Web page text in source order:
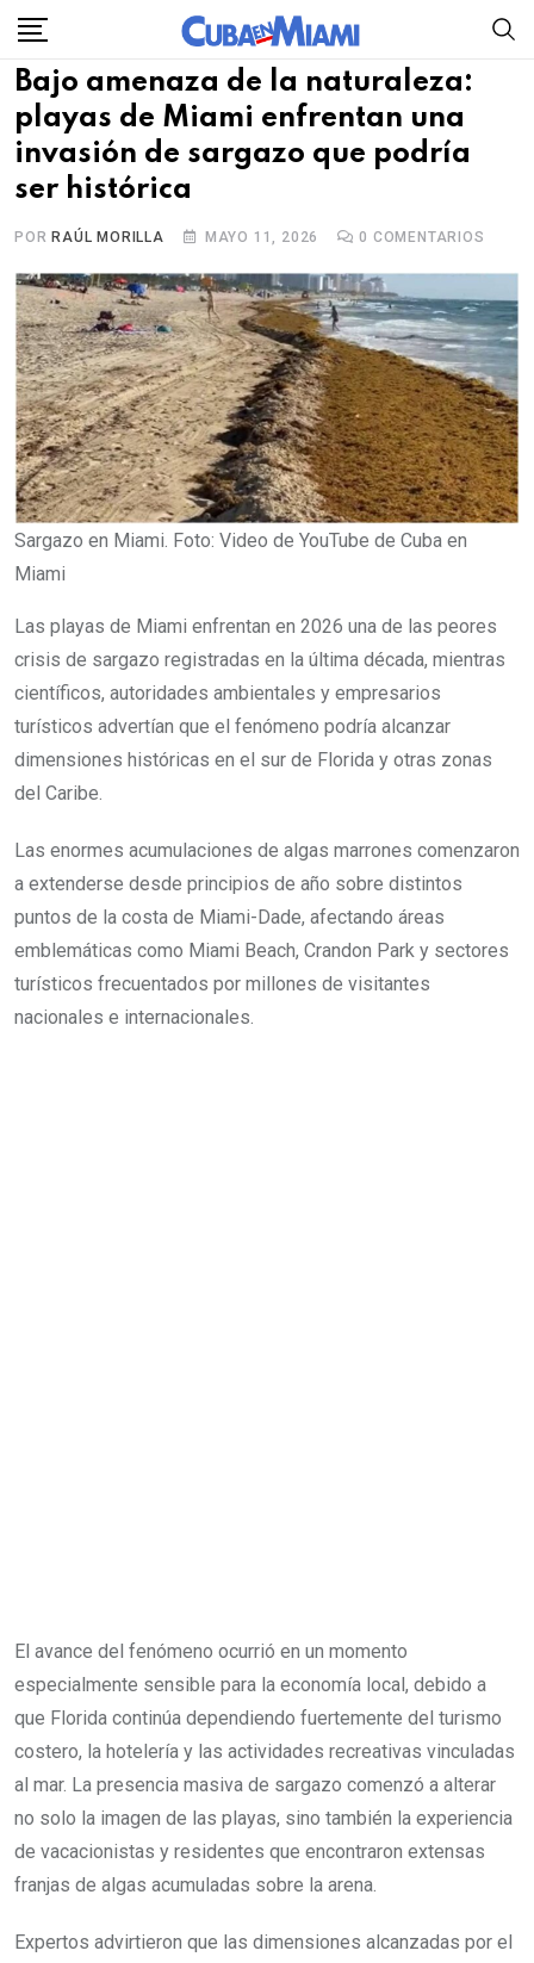
Skip
content
Bajo amenaza de la naturaleza:
playas de Miami enfrentan una
invasión de sargazo que podría
ser histórica
POR RAÚL MORILLA MAYO 11, 2026 0 COMENTARIOS
Sargazo en Miami. Foto: Video de YouTube de Cuba en
Miami
Las playas de Miami enfrentan en 2026 una de las peores
crisis de sargazo registradas en la última década, mientras
científicos, autoridades ambientales y empresarios
turísticos advertían que el fenómeno podría alcanzar
dimensiones históricas en el sur de Florida y otras zonas
del Caribe.
Las enormes acumulaciones de algas marrones comenzaron
a extenderse desde principios de año sobre distintos
puntos de la costa de Miami-Dade, afectando áreas
emblemáticas como Miami Beach, Crandon Park y sectores
turísticos frecuentados por millones de visitantes
nacionales e internacionales.
El avance del fenómeno ocurrió en un momento
especialmente sensible para la economía local, debido a
que Florida continúa dependiendo fuertemente del turismo
costero, la hotelería y las actividades recreativas vinculadas
al mar. La presencia masiva de sargazo comenzó a alterar
no solo la imagen de las playas, sino también la experiencia
de vacacionistas y residentes que encontraron extensas
franjas de algas acumuladas sobre la arena.
Expertos advirtieron que las dimensiones alcanzadas por el